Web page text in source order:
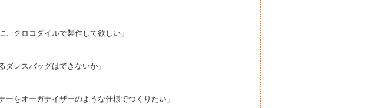
、クロコダイルで製作して欲しい」
ダレスバッグはできないか」
ーをオーガナイザーのような仕様でつくりたい」